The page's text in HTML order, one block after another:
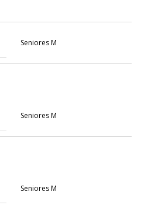
Seniores M
Seniores M
Seniores M